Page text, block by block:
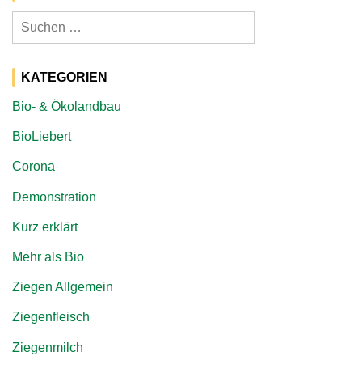
Suchen
nach:
KATEGORIEN
Bio- & Ökolandbau
BioLiebert
Corona
Demonstration
Kurz erklärt
Mehr als Bio
Ziegen Allgemein
Ziegenfleisch
Ziegenmilch